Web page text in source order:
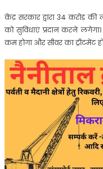
केंद्र सरकार द्वारा 34 करोड़
को सुविधाएं प्रदान करने
कम होगा और सीवर का ट्रीटमेंट